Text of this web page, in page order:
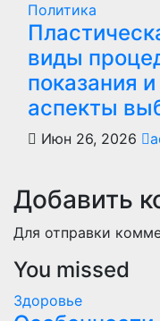
Политика
виды
показания
аспекты
Июн 26, 2026
Добавить
Для отправки
You missed
Здоровье